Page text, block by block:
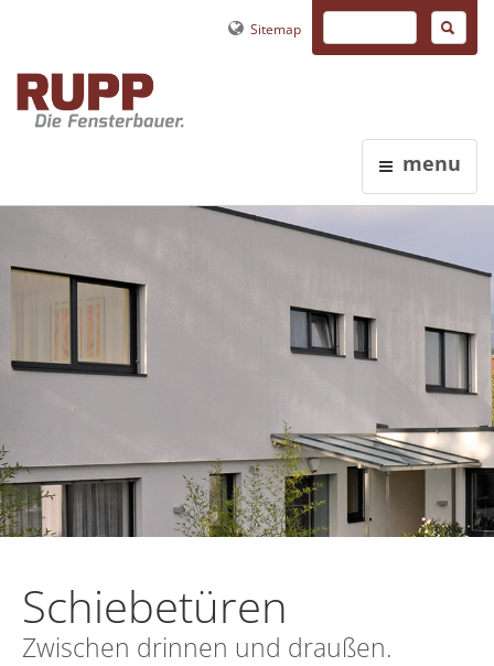
menu
Sitemap
Schiebetüren
Zwischen drinnen und draußen.